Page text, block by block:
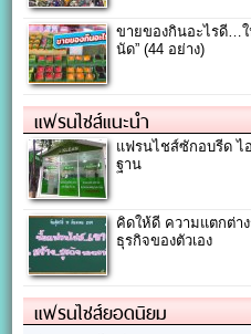
ขายของกินอะไรดี…
นัด” (44 อย่าง)
แฟรนไชส์แนะนำ
แฟรนไชส์ซักอบรีด ไ
ฐาน
คิดให้ดี ความแตกต่า
ธุรกิจของตัวเอง
แฟรนไชส์ยอดนิยม